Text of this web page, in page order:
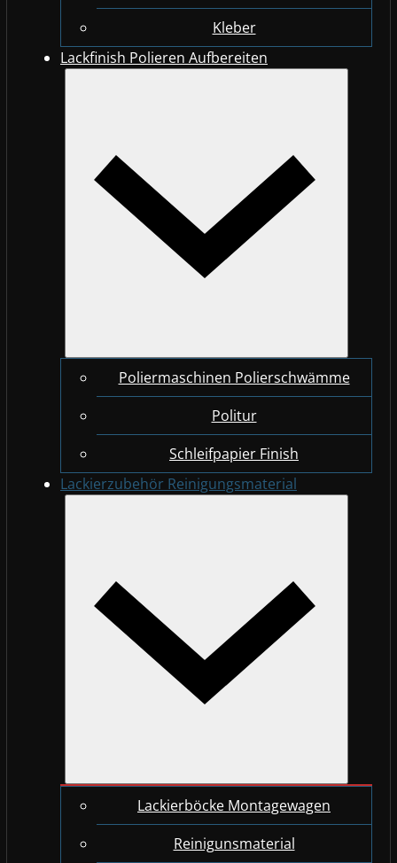
Kleber
Lackfinish Polieren Aufbereiten
Poliermaschinen Polierschwämme
Politur
Schleifpapier Finish
Lackierzubehör Reinigungsmaterial
Lackierböcke Montagewagen
Reinigunsmaterial